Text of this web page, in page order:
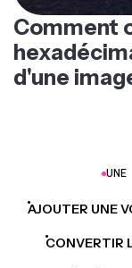
Comment
d'une
AJOUTER UNE
CONVERTIR